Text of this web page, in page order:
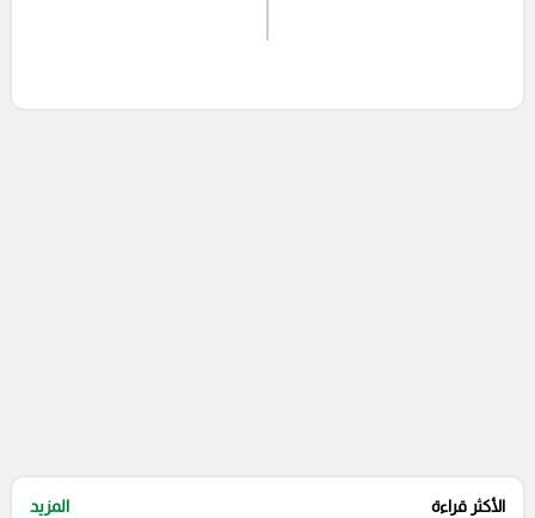
الأكثر قراءة المزيد